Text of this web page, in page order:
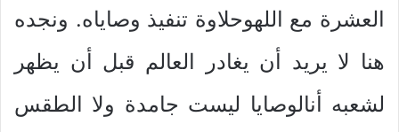
العشرة مع اللهوحلاوة تنفيذ وصاياه. ونجده
هنا لا يريد أن يغادر العالم قبل أن يظهر
لشعبه أنالوصايا ليست جامدة ولا الطقس